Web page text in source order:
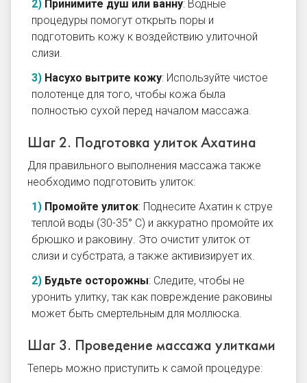
Принимите душ или ванну: Водные
процедуры помогут открыть поры и
подготовить кожу к воздействию улиточной
слизи.
Насухо вытрите кожу: Используйте чистое
полотенце для того, чтобы кожа была
полностью сухой перед началом массажа.
Шаг 2. Подготовка улиток Ахатина
Для правильного выполнения массажа также
необходимо подготовить улиток:
Промойте улиток: Поднесите Ахатин к струе
теплой воды (30-35° C) и аккуратно промойте их
брюшко и раковину. Это очистит улиток от
слизи и субстрата, а также активизирует их.
Будьте осторожны: Следите, чтобы не
уронить улитку, так как повреждение раковины
может быть смертельным для моллюска.
Шаг 3. Проведение массажа улитками
Теперь можно приступить к самой процедуре: